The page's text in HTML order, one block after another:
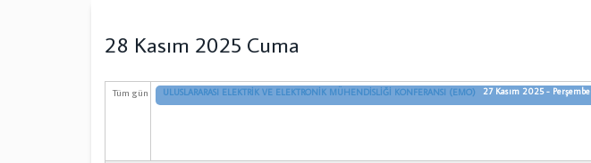
28 Kasım 2025 Cuma
Tüm gün ULUSLARARASI ELEKTRİK VE ELEKTRONİK MÜHENDİSLİĞİ KONFERANSI (EMO) 27 Kasım 2025 - Perşembe